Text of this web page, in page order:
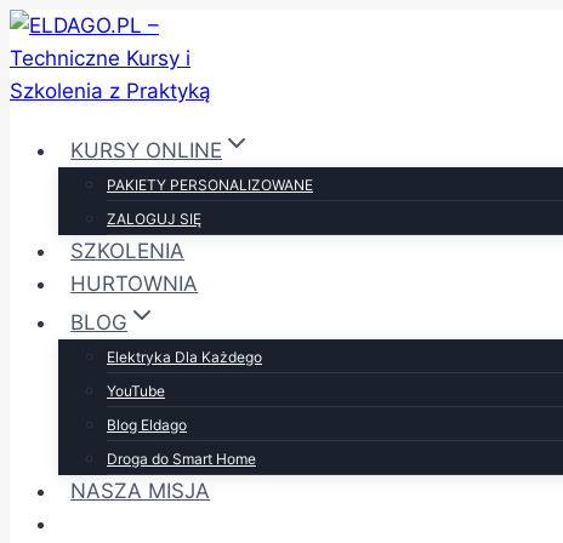
Przejdź
do
treści
KURSY ONLINE
PAKIETY PERSONALIZOWANE
ZALOGUJ SIĘ
SZKOLENIA
HURTOWNIA
BLOG
Elektryka Dla Każdego
YouTube
Blog Eldago
Droga do Smart Home
NASZA MISJA